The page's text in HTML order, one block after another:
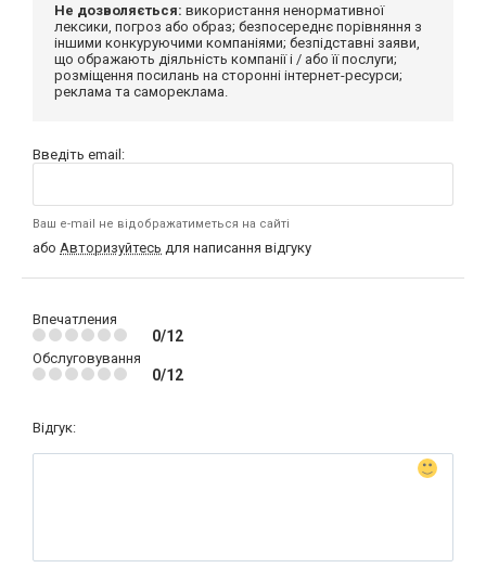
Не дозволяється: використання ненормативної
лексики, погроз або образ; безпосереднє порівняння з
іншими конкуруючими компаніями; безпідставні заяви,
що ображають діяльність компанії і / або її послуги;
розміщення посилань на сторонні інтернет-ресурси;
реклама та самореклама.
Введіть email:
Ваш e-mail не відображатиметься на сайті
або Авторизуйтесь для написання відгуку
Впечатления
0/12
Обслуговування
0/12
Відгук: